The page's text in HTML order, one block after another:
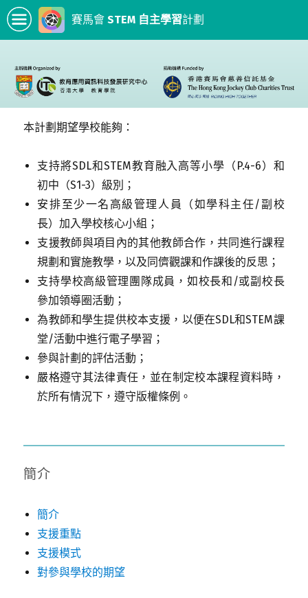
賽馬會 STEM 自主學習計劃
本計劃期望學校能夠：
支持將SDL和STEM教育融入高等小學（P.4-6）和
初中（S1-3）級別；
安排至少一名高級管理人員（如學科主任/副校
長）加入學校核心小組；
支援教師與項目內的其他教師合作，共同進行課程
規劃和實施教學，以及同儕觀課和作課後的反思；
支持學校高級管理團隊成員，如校長和/或副校長
參加領導圈活動；
為教師和學生提供校本支援，以便在SDL和STEM課
堂/活動中進行電子學習；
參與計劃的評估活動；
嚴格遵守其法律責任，並在制定校本課程資料時，
於所有情況下，遵守版權條例。
簡介
簡介
支援重點
支援模式
對參與學校的期望